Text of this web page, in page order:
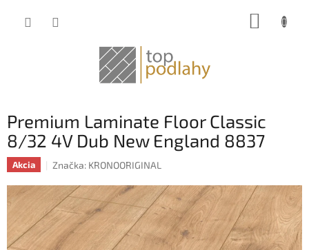
Premium Laminate Floor Classic
8/32 4V Dub New England 8837
Akcia Značka: KRONOORIGINAL